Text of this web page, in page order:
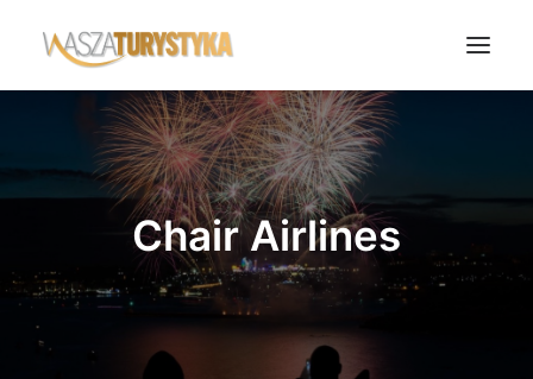
Księga wspomnień
Biura podróży
Noclegi
Polska
Świat
Chair Airlines